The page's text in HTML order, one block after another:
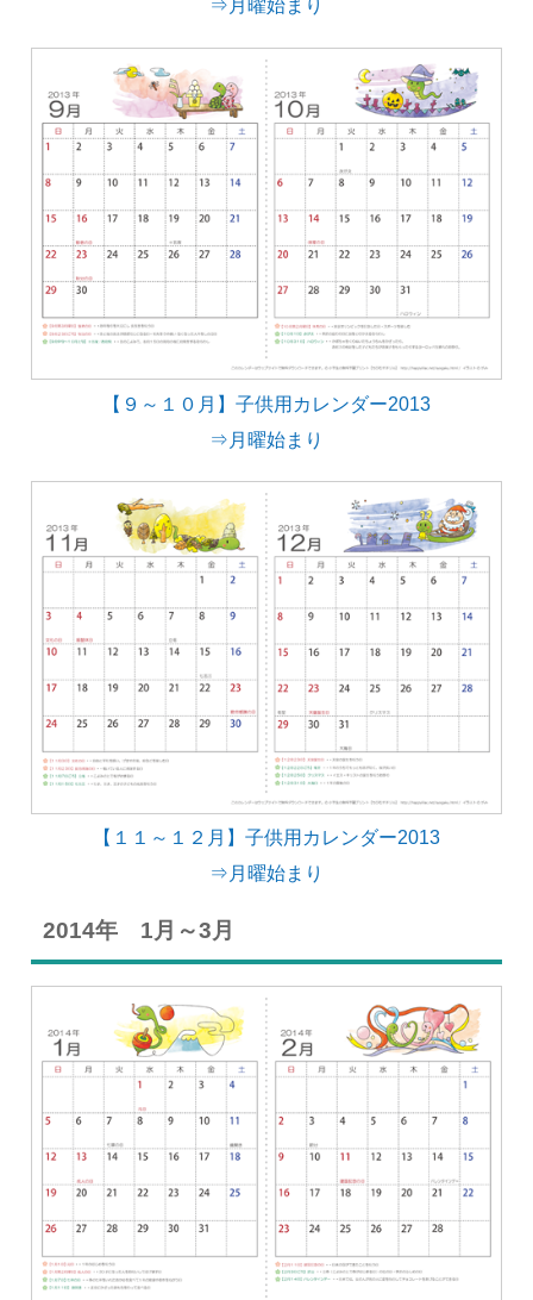
⇒月曜始まり
【９～１０月】子供用カレンダー2013
⇒月曜始まり
【１１～１２月】子供用カレンダー2013
⇒月曜始まり
2014年 1月～3月